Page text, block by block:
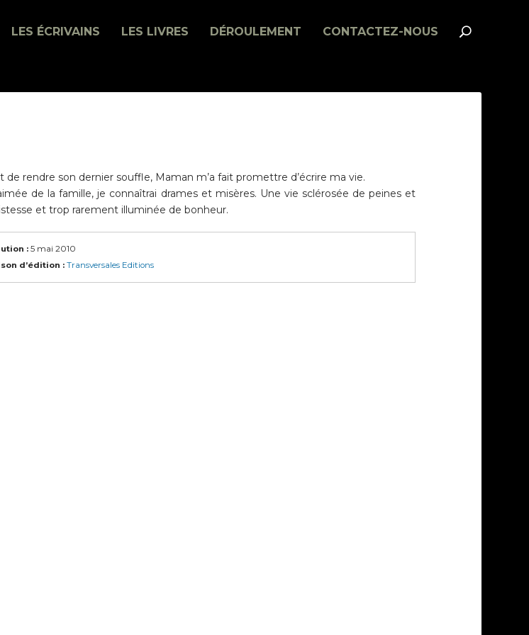
LES ÉCRIVAINS LES LIVRES DÉROULEMENT CONTACTEZ-NOUS
de rendre son dernier souffle, Maman m’a fait promettre d’écrire ma vie.
de la famille, je connaîtrai drames et misères. Une vie sclérosée de peines et
et trop rarement illuminée de bonheur.
: 5 mai 2010
d’édition : Transversales Editions